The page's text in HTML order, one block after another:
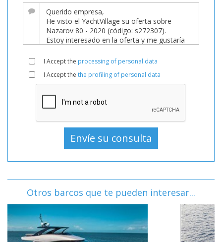
I Accept the processing of personal data
I Accept the the profiling of personal data
Otros barcos que te pueden interesar...